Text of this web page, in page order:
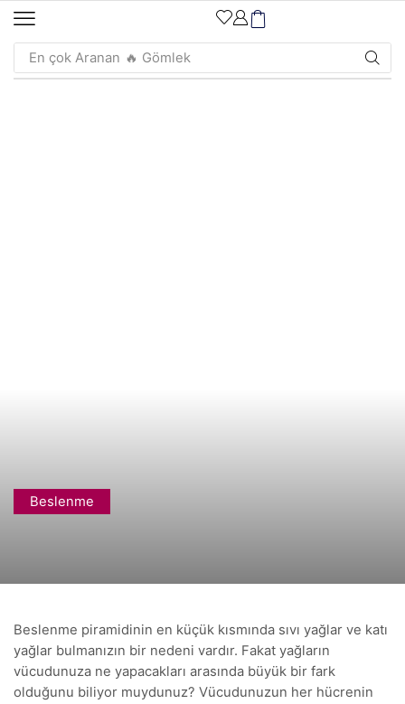
En çok Aranan 🔥 Gömlek
Beslenme
Beslenme piramidinin en küçük kısmında sıvı yağlar ve katı
yağlar bulmanızın bir nedeni vardır. Fakat yağların
vücudunuza ne yapacakları arasında büyük bir fark
olduğunu biliyor muydunuz? Vücudunuzun her hücrenin